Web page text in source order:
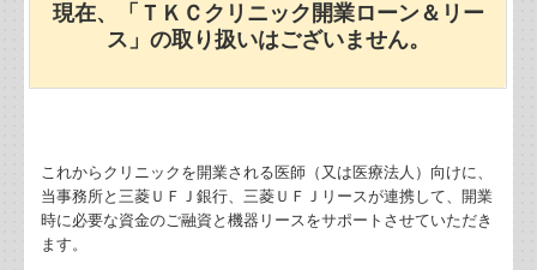
交通案内
小規模事業者が使える補助金について
防衛特別法人税、防衛特別所得税について
現在、「ＴＫＣクリニック開業ローン＆リー
ス」の取り扱いはございません。
これからクリニックを開業される医師（又は医療法人）向けに、
当事務所と三菱ＵＦＪ銀行、三菱ＵＦＪリースが連携して、開業
時に必要な資金のご融資と機器リースをサポートさせていただき
ます。